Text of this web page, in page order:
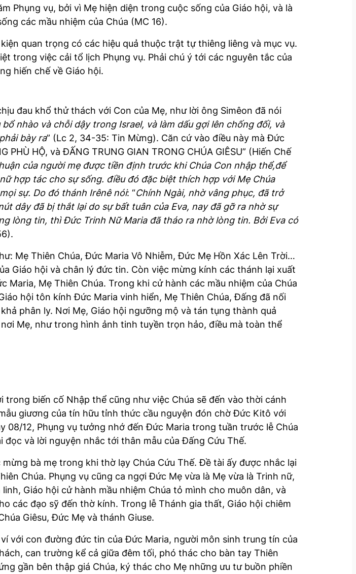
Phụng vụ, bởi vì Mẹ hiện diện trong cuộc sống của Giáo hội, và là
các mầu nhiệm của Chúa (MC 16).
quan trọng có các hiệu quả thuộc trật tự thiêng liêng và mục vụ.
trong việc cải tổ lịch Phụng vụ. Phải chú ý tới các nguyên tắc của
hiến chế về Giáo hội.
đau khổ thử thách với Con của Mẹ, như lời ông Simêon đã nói
nhào và chỗi dậy trong Israel, và làm dấu gợi lên chống đối, và
bày ra” (Lc 2, 34-35: Tin Mừng). Căn cứ vào điều này mà Đức
HỘ, và ĐẤNG TRUNG GIAN TRONG CHÚA GIÊSU” (Hiến Chế
của người mẹ được tiền định trước khi Chúa Con nhập thể,để
hợp tác cho sự sống. điều đó đặc biệt thích hợp với Mẹ Chúa
sự. Do đó thánh Irênê nói: “Chính Ngài, nhờ vâng phục, đã trở
dây đã bị thắt lại do sự bất tuân của Eva, nay đã gỡ ra nhờ sự
lòng tin, thì Đức Trinh Nữ Maria đã tháo ra nhờ lòng tin. Bởi Eva có
Mẹ Thiên Chúa, Đức Maria Vô Nhiễm, Đức Mẹ Hồn Xác Lên Trời…
Giáo hội và chân lý đức tin. Còn việc mừng kính các thánh lại xuất
Mẹ Thiên Chúa. Trong khi cử hành các mầu nhiệm của Chúa
hội tôn kính Ðức Maria vinh hiển, Mẹ Thiên Chúa, Ðấng đã nối
phân ly. Nơi Mẹ, Giáo hội ngưỡng mộ và tán tụng thành quả
Mẹ, như trong hình ảnh tinh tuyền trọn hảo, điều mà toàn thể
trong biến cố Nhập thể cũng như việc Chúa sẽ đến vào thời cánh
giương của tín hữu tỉnh thức cầu nguyện đón chờ Đức Kitô với
12, Phụng vụ tưởng nhớ đến Đức Maria trong tuần trước lễ Chúa
và lời nguyện nhắc tới thân mẫu của Đấng Cứu Thế.
bà mẹ trong khi thờ lạy Chúa Cứu Thế. Đề tài ấy được nhắc lại
Chúa. Phụng vụ cũng ca ngợi Đức Mẹ vừa là Mẹ vừa là Trinh nữ,
Giáo hội cử hành mầu nhiệm Chúa tỏ mình cho muôn dân, và
các đạo sỹ đến thờ kính. Trong lễ Thánh gia thất, Giáo hội chiêm
Giêsu, Đức Mẹ và thánh Giuse.
với con đường đức tin của Đức Maria, người môn sinh trung tín của
can trường kể cả giữa đêm tối, phó thác cho bàn tay Thiên
gần bên thập giá Chúa, ký thác cho Mẹ những ưu tư buồn phiền